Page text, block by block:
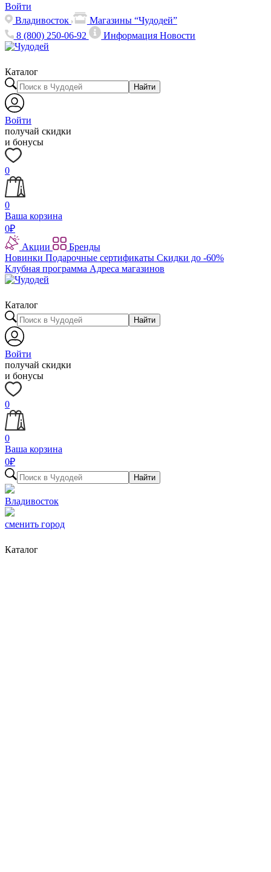
Войти
Владивосток
Магазины “Чудодей”
8 (800) 250-06-92
ИнформацияНовости
Каталог
Найти
Войти
получай скидки
и бонусы
0
0
Ваша корзина
0₽
Акции
Бренды
Новинки Подарочные сертификаты Скидки до -60%
Клубная программа Адреса магазинов
Каталог
Найти
Войти
получай скидки
и бонусы
0
0
Ваша корзина
0₽
Найти
Владивосток
сменить город
Каталог